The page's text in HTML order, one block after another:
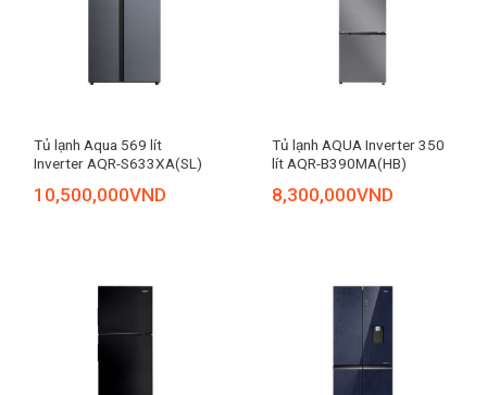
Tủ lạnh Aqua 569 lít
Inverter AQR-S633XA(SL)
10,500,000VND
Tủ lạnh AQUA Inverter 350
lít AQR-B390MA(HB)
8,300,000VND